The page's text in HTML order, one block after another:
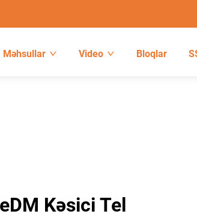
Məhsullar Video Bloqlar
eDM Kəsici Tel